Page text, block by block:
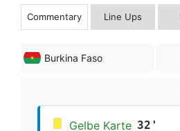
Commentary Line Ups
Burkina Faso
Gelbe Karte 32'